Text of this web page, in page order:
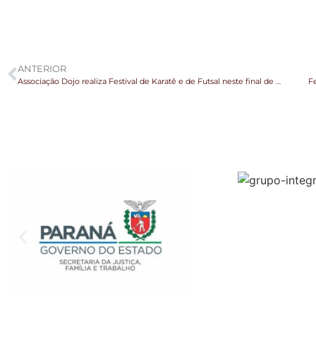
ANTERIOR
Associação Dojo realiza Festival de Karatê e de Futsal neste final de semana